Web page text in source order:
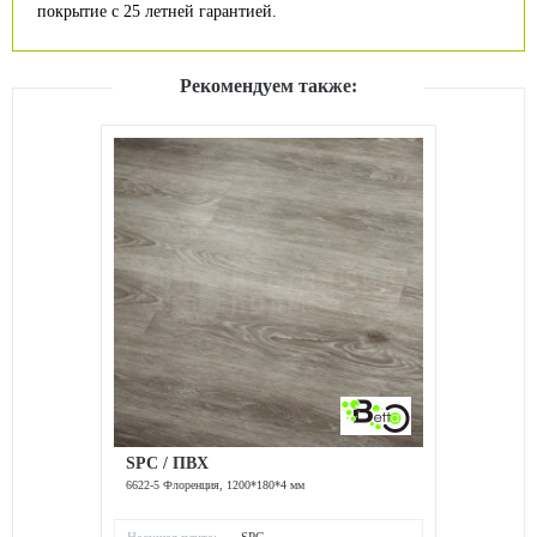
покрытие с 25 летней гарантией.
Рекомендуем также:
SPC / ПВХ
6622-5 Флоренция, 1200*180*4 мм